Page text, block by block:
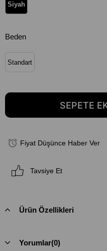
Siyah
Beden
Standart
Fiyat Düşünce Haber Ver
Tavsiye Et
Ürün Özellikleri
Yorumlar(0)